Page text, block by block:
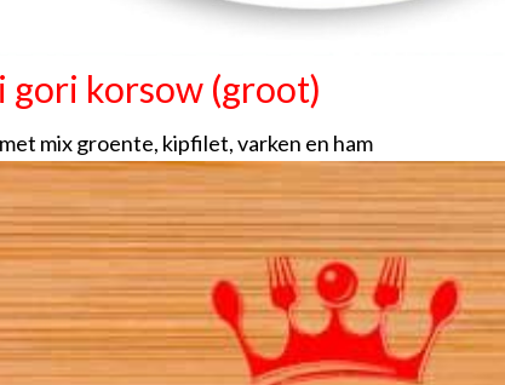
gori korsow (groot)
mix groente, kipfilet, varken en ham